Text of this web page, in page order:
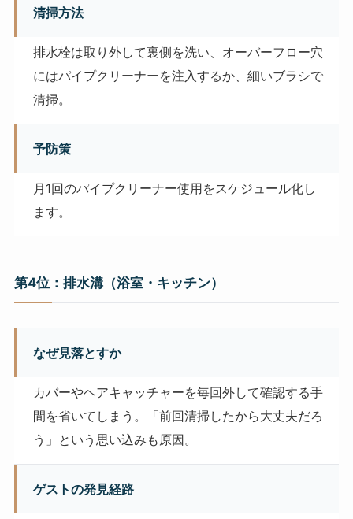
清掃方法
排水栓は取り外して裏側を洗い、オーバーフロー穴
にはパイプクリーナーを注入するか、細いブラシで
清掃。
予防策
月1回のパイプクリーナー使用をスケジュール化し
ます。
第4位：排水溝（浴室・キッチン）
なぜ見落とすか
カバーやヘアキャッチャーを毎回外して確認する手
間を省いてしまう。「前回清掃したから大丈夫だろ
う」という思い込みも原因。
ゲストの発見経路